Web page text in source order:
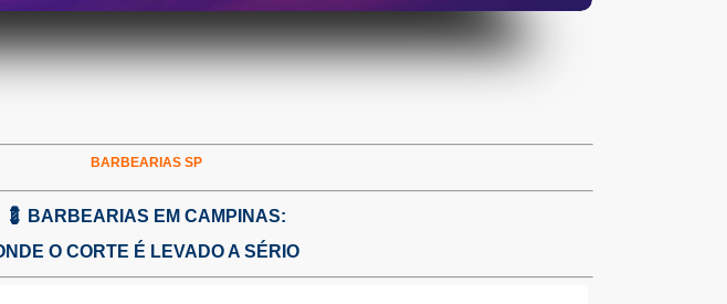
BARBEARIAS SP
💈 BARBEARIAS EM CAMPINAS:
O CORTE É LEVADO A SÉRIO